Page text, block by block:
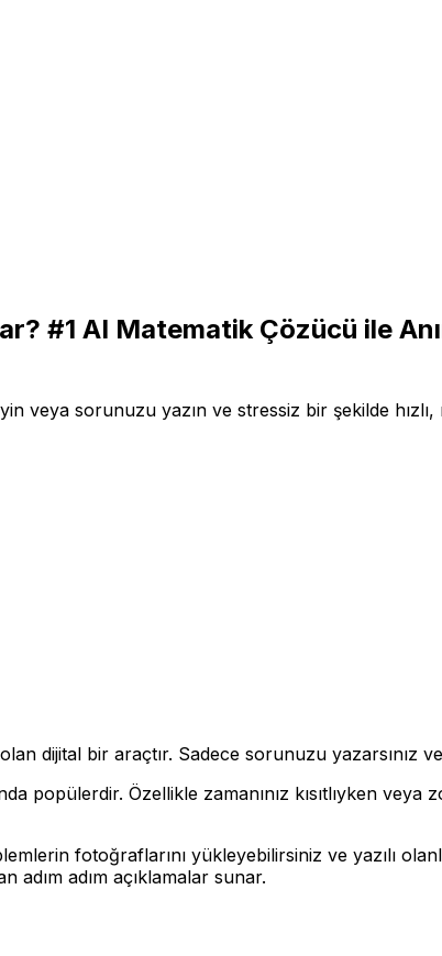
#1 AI Matematik Çözücü ile
sorunuzu yazın ve stressiz bir şekilde hızlı,
dijital bir araçtır. Sadece sorunuzu yazarsınız
popülerdir. Özellikle zamanınız kısıtlıyken veya
fotoğraflarını yükleyebilirsiniz ve yazılı
adım açıklamalar sunar.